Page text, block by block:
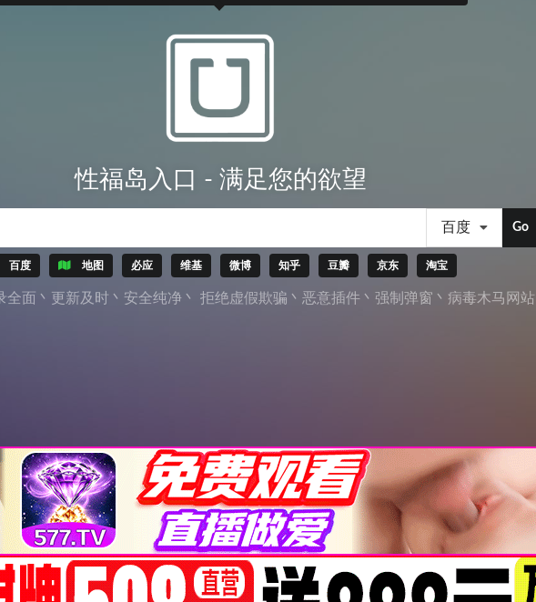
性福岛入口 - 满足您的欲望
百度 Go
百度 地图 必应 维基 微博 知乎 豆瓣 京东 淘宝
全面丶更新及时丶安全纯净丶 拒绝虚假欺骗丶恶意插件丶强制弹窗丶病毒木马网站